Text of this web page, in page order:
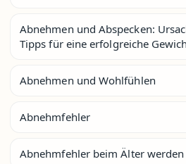
Abnehmen und Abspecken:
Tipps für eine erfolgreiche
Abnehmen und Wohlfühlen
Abnehmfehler
Abnehmfehler beim Älter werden